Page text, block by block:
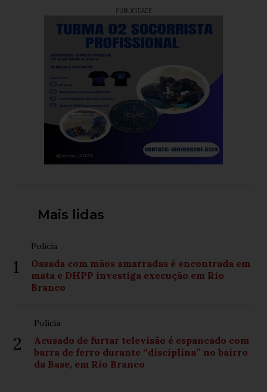
PUBLICIDADE
Mais lidas
1
Polícia
Ossada com mãos amarradas é encontrada em
mata e DHPP investiga execução em Rio
Branco
2
Polícia
Acusado de furtar televisão é espancado com
barra de ferro durante “disciplina” no bairro
da Base, em Rio Branco